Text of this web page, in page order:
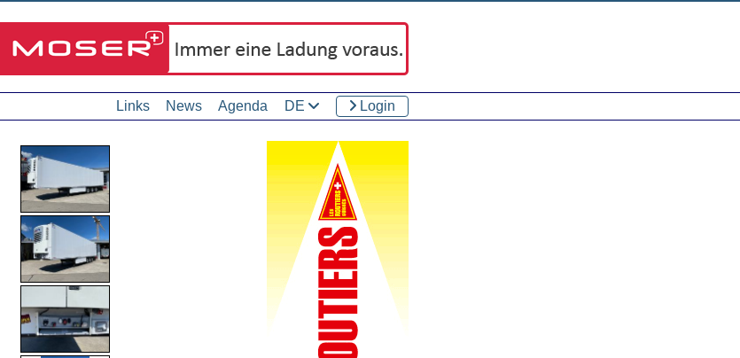
Links News Agenda DE Login